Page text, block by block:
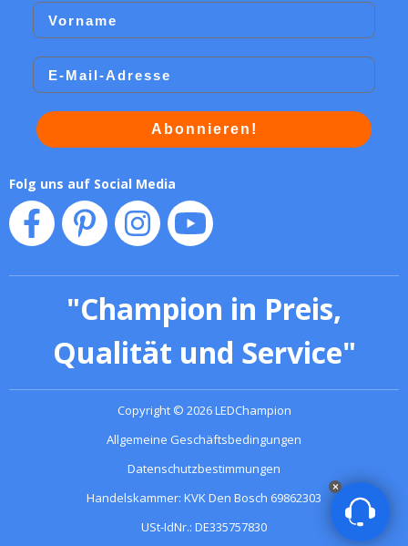
Vorname
Email
Abonnieren!
Folg uns auf Social Media
"Champion in Preis,
Qualität und Service"
Copyright© 2026LEDChampion
Allgemeine Geschäftsbedingungen
Datenschutzbestimmungen
Handelskammer: KVK Den Bosch 69862303
USt-IdNr.: DE335757830